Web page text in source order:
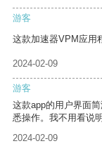
游客
这款加速器VPM应用
2024-02-09
游客
这款app的用户界面
悉操作。我不用看说
2024-02-09